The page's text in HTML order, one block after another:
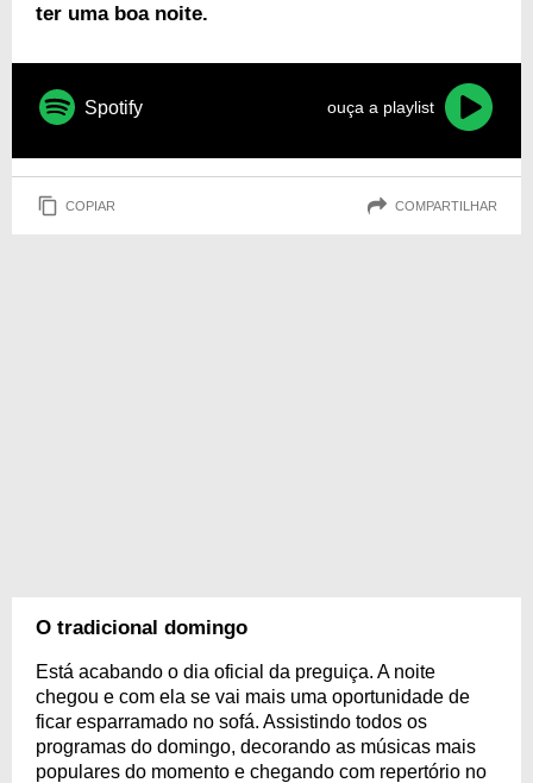
ter uma boa noite.
Spotify ouça a playlist
COPIAR COMPARTILHAR
O tradicional domingo
Está acabando o dia oficial da preguiça. A noite
chegou e com ela se vai mais uma oportunidade de
ficar esparramado no sofá. Assistindo todos os
programas do domingo, decorando as músicas mais
populares do momento e chegando com repertório no